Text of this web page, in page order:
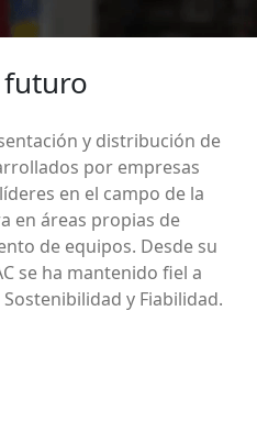
y distribución de
por empresas
en el campo de la
en áreas propias de
de equipos. Desde su
se ha mantenido fiel a
y Fiabilidad.